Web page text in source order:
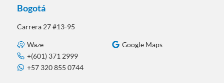
Bogotá
Carrera 27 #13-95
Waze
Google Maps
+(601) 371 2999
+57 320 855 0744